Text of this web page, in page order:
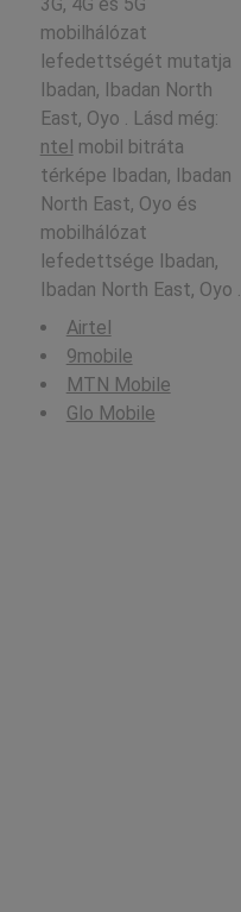
3G, 4G és 5G
mobilhálózat
lefedettségét mutatja
Ibadan, Ibadan North
East, Oyo . Lásd még:
ntel mobil bitráta
térképe Ibadan, Ibadan
North East, Oyo és
mobilhálózat
lefedettsége Ibadan,
Ibadan North East, Oyo .
Airtel
9mobile
MTN Mobile
Glo Mobile